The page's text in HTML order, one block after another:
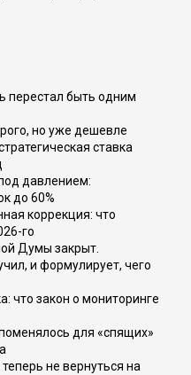
перестал быть одним
но уже дешевле
ставка
давлением:
до 60%
коррекция: что
го
Думы закрыт.
и формулирует, чего
что закон о мониторинге
для «спящих»
не вернуться на